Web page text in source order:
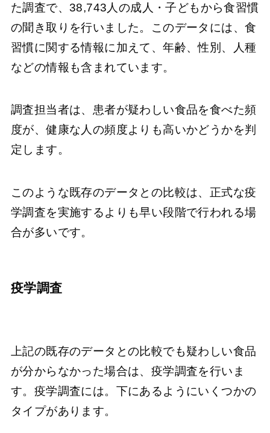
た調査で、38,743人の成人・子どもから食習慣
の聞き取りを行いました。このデータには、食
習慣に関する情報に加えて、年齢、性別、人種
などの情報も含まれています。
調査担当者は、患者が疑わしい食品を食べた頻
度が、健康な人の頻度よりも高いかどうかを判
定します。
このような既存のデータとの比較は、正式な疫
学調査を実施するよりも早い段階で行われる場
合が多いです。
疫学調査
上記の既存のデータとの比較でも疑わしい食品
が分からなかった場合は、疫学調査を行いま
す。疫学調査には。下にあるようにいくつかの
タイプがあります。